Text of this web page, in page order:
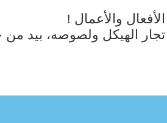
والأعمال !
الهيكل ولصوصه، بيد من